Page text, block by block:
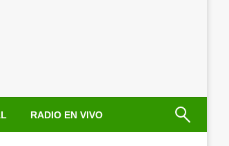
RADIO EN VIVO